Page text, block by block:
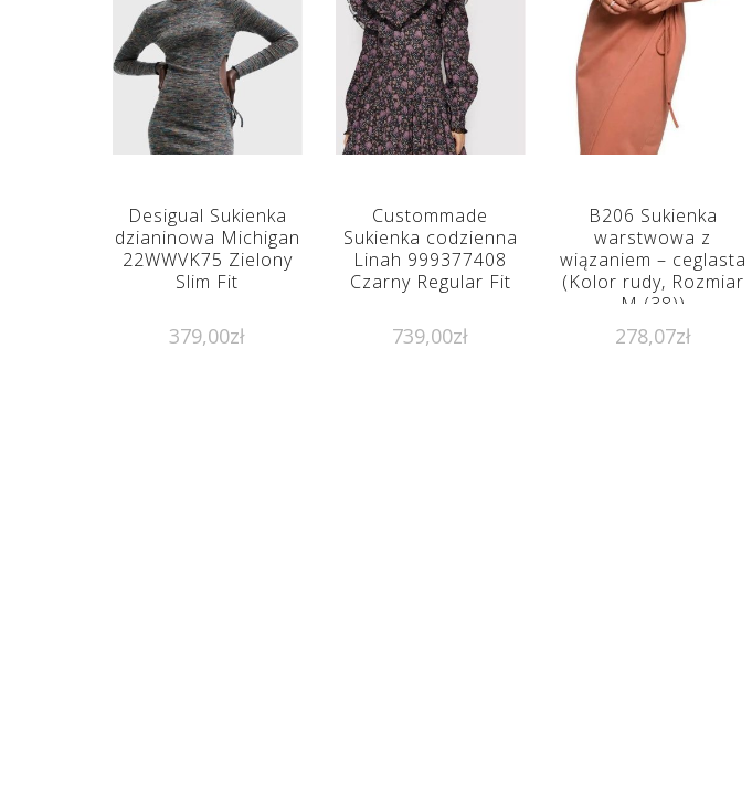
Desigual Sukienka
dzianinowa Michigan
22WWVK75 Zielony
Slim Fit
379,00zł
Custommade
Sukienka codzienna
Linah 999377408
Czarny Regular Fit
739,00zł
B206 Sukienka
warstwowa z
wiązaniem – ceglasta
(Kolor rudy, Rozmiar
M (38))
278,07zł